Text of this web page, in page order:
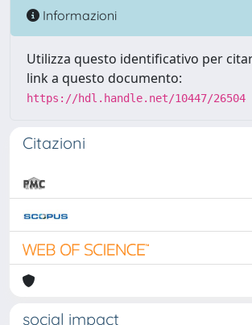
Informazioni
Utilizza questo identificativo per
link a questo documento:
https://hdl.handle.net/10447/26504
Citazioni
social impact